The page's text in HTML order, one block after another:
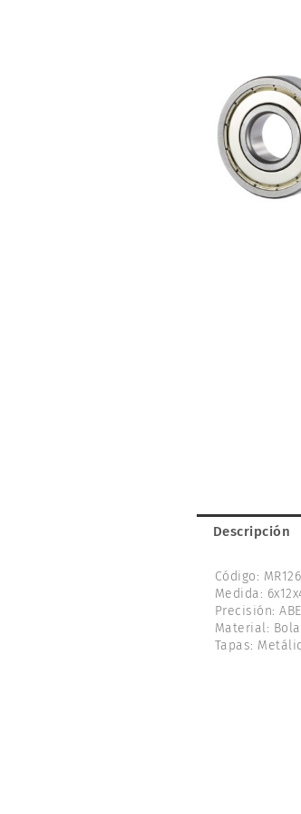
Descripción
Código:
Medida:
Precisión:
Material:
Tapas: